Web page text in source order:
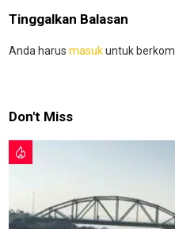
Tinggalkan Balasan
Anda harus masukuntuk
Don't Miss